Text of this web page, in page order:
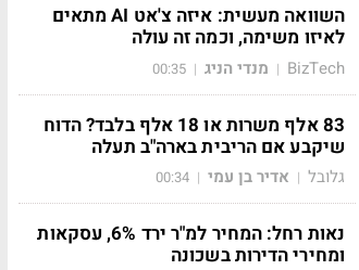
השוואה מעשית: איזה צ'אט AI מתאים
לאיזו משימה, וכמה זה עולה
BizTech
| מנדי הניג |
00:35
83 אלף משרות או 18 אלף בלבד? הדוח
שיקבע אם הריבית בארה"ב תעלה
גלובל | אדיר בן עמי |
00:34
נאות רחל: המחיר למ"ר ירד 6%, עסקאות
ומחירי הדירות בשכונה